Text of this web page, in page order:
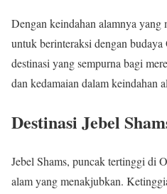
Dengan keindahan alamnya yang
untuk berinteraksi dengan budaya
destinasi yang sempurna bagi
dan kedamaian dalam keindahan
Destinasi Jebel
Jebel Shams, puncak tertinggi di
alam yang menakjubkan.